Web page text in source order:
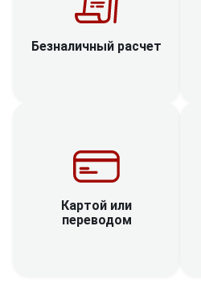
Безналичный расчет
Картой или
переводом